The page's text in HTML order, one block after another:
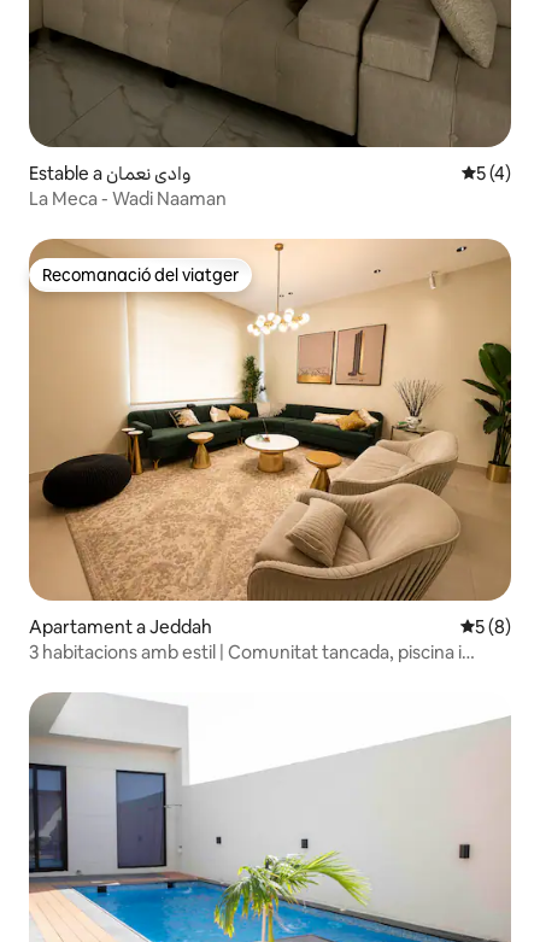
Estable a وادي نعمان 5 de
5 (4)
La Meca - Wadi Naaman
Recomanació del viatger
Recomanació del viatger
Apartament a Jeddah 5 de
5 (8)
3 habitacions amb estil | Comunitat tancada, piscina i